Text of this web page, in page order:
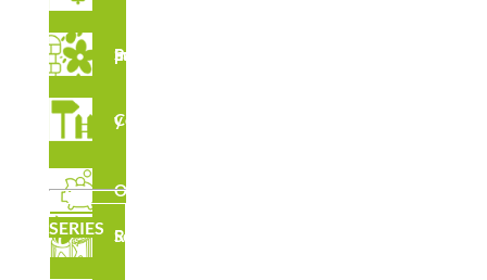
Suelos para Parques Infantiles
Complementos y vallados
Outlet
SERIES Serie Robinia